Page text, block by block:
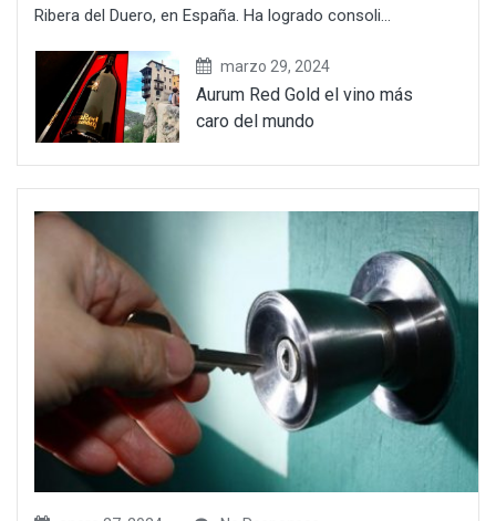
Ribera del Duero, en España. Ha logrado consoli...
marzo 29, 2024
Aurum Red Gold el vino más
caro del mundo